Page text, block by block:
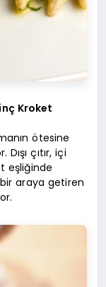
Kroket
ötesine
çıtır, içi
eşliğinde
araya getiren